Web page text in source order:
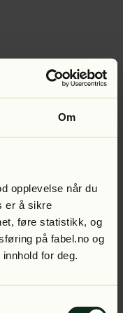
Om
opplevelse når du
er å sikre
føre statistikk, og
på fabel.no og
for deg.